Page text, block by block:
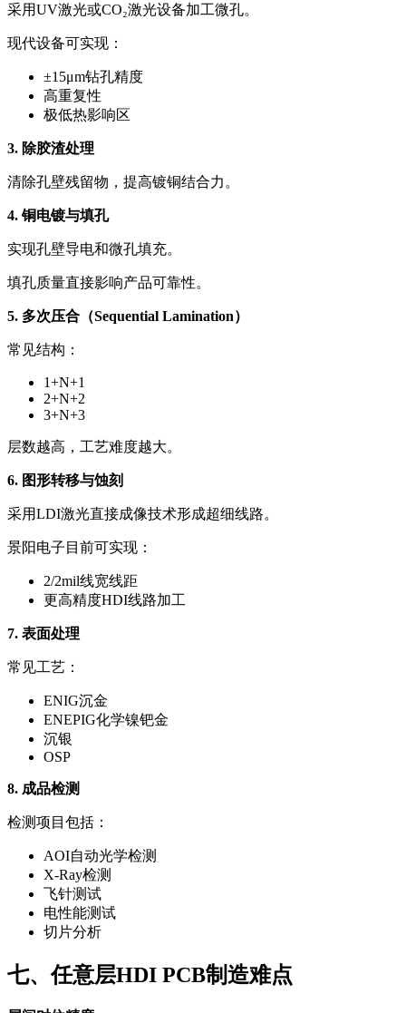
采用UV激光或CO₂激光设备加工微孔。
现代设备可实现：
±15μm钻孔精度
高重复性
极低热影响区
3. 除胶渣处理
清除孔壁残留物，提高镀铜结合力。
4. 铜电镀与填孔
实现孔壁导电和微孔填充。
填孔质量直接影响产品可靠性。
5. 多次压合（Sequential Lamination）
常见结构：
1+N+1
2+N+2
3+N+3
层数越高，工艺难度越大。
6. 图形转移与蚀刻
采用LDI激光直接成像技术形成超细线路。
景阳电子目前可实现：
2/2mil线宽线距
更高精度HDI线路加工
7. 表面处理
常见工艺：
ENIG沉金
ENEPIG化学镍钯金
沉银
OSP
8. 成品检测
检测项目包括：
AOI自动光学检测
X-Ray检测
飞针测试
电性能测试
切片分析
七、任意层HDI PCB制造难点